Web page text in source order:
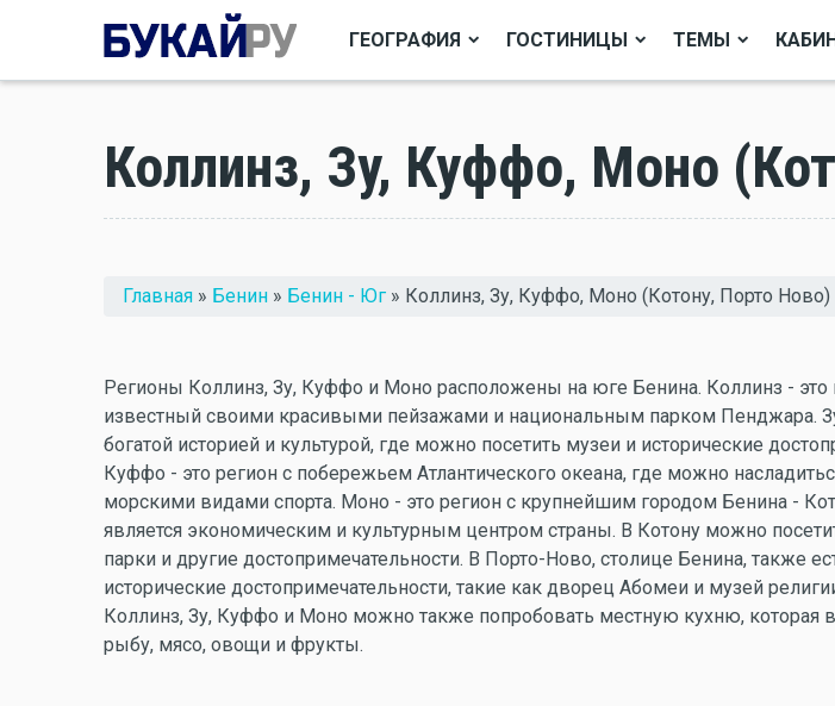
ГЕОГРАФИЯ ГОСТИНИЦЫ ТЕМЫ
Коллинз, Зу, Куффо, Моно
Вы здесь
Главная » Бенин » Бенин - Юг » Коллинз, Зу, Куффо, Моно (Котону, Порто Ново)
Регионы Коллинз, Зу, Куффо и Моно расположены на юге Бенина. Коллинз - это
известный своими красивыми пейзажами и национальным парком Пенджара.
богатой историей и культурой, где можно посетить музеи и исторические
Куффо - это регион с побережьем Атлантического океана, где можно
морскими видами спорта. Моно - это регион с крупнейшим городом Бенина -
является экономическим и культурным центром страны. В Котону можно
парки и другие достопримечательности. В Порто-Ново, столице Бенина, также
исторические достопримечательности, такие как дворец Абомеи и музей
Коллинз, Зу, Куффо и Моно можно также попробовать местную кухню, которая
рыбу, мясо, овощи и фрукты.